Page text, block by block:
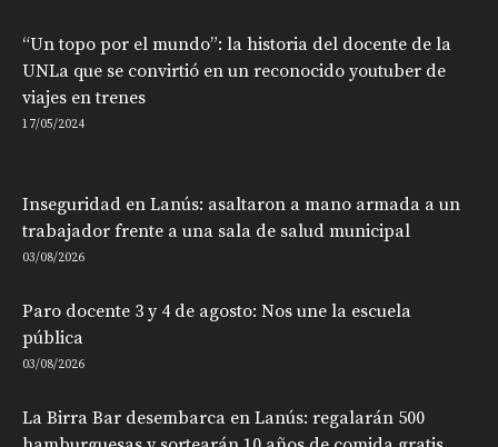
“Un topo por el mundo”: la historia del docente de la
UNLa que se convirtió en un reconocido youtuber de
viajes en trenes
17/05/2024
Inseguridad en Lanús: asaltaron a mano armada a un
trabajador frente a una sala de salud municipal
03/08/2026
Paro docente 3 y 4 de agosto: Nos une la escuela
pública
03/08/2026
La Birra Bar desembarca en Lanús: regalarán 500